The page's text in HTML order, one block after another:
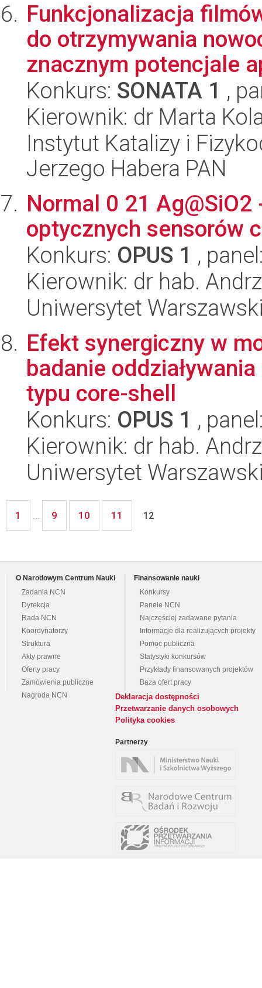
Funkcjonalizacja
do otrzymywania
znacznym potencjale
Konkurs: SONATA 1 ,
Kierownik: dr Marta
Instytut Katalizy i
Jerzego Habera PAN
Normal 0 21
optycznych sensorów
Konkurs: OPUS 1 ,
Kierownik: dr hab.
Uniwersytet
Efekt synergiczny w
badanie
typu core-shell
Konkurs: OPUS 1 ,
Kierownik: dr hab.
Uniwersytet
1 ... 9 10 11 12
O Narodowym Centrum Nauki
Zadania NCN
Dyrekcja
Rada NCN
Koordynatorzy
Struktura
Akty prawne
Oferty pracy
Zamówienia publiczne
Nagroda NCN
Finansowanie nauki
Konkursy
Panele NCN
Najczęściej zadawane pytania
Informacje dla realizujących projekty
Pomoc publiczna
Statystyki konkursów
Przykłady finansowanych projektów
Baza ofert pracy
Deklaracja dostępności
Przetwarzanie danych osobowych
Polityka cookies
Partnerzy